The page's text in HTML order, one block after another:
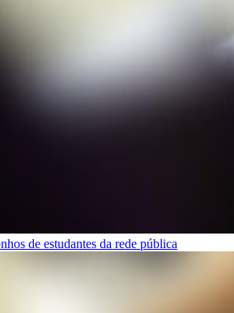
de estudantes da rede pública